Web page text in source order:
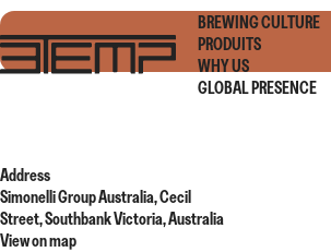
BREWING CULTURE
PRODUITS
PULS KOBRA
WHY US
GLOBAL PRESENCE
Address
Simonelli Group Australia, Cecil
Street, Southbank Victoria, Australia
View on map